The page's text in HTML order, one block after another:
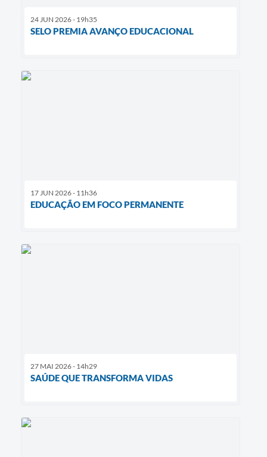
24 JUN 2026 - 19h35
SELO PREMIA AVANÇO EDUCACIONAL
17 JUN 2026 - 11h36
EDUCAÇÃO EM FOCO PERMANENTE
27 MAI 2026 - 14h29
SAÚDE QUE TRANSFORMA VIDAS